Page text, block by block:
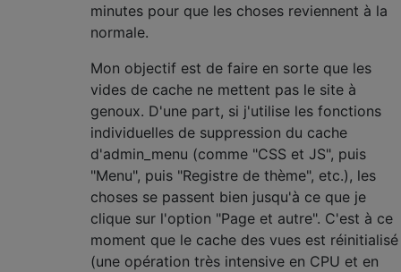
minutes pour que les choses reviennent à la
normale.
Mon objectif est de faire en sorte que les
vides de cache ne mettent pas le site à
genoux. D'une part, si j'utilise les fonctions
individuelles de suppression du cache
d'admin_menu (comme "CSS et JS", puis
"Menu", puis "Registre de thème", etc.), les
choses se passent bien jusqu'à ce que je
clique sur l'option "Page et autre". C'est à ce
moment que le cache des vues est réinitialisé
(une opération très intensive en CPU et en